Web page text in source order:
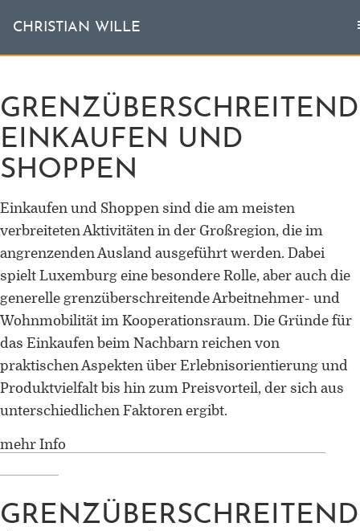
Aktuell
Themen
Publikationen
Professor für
CHRISTIAN WILLE
EINKAUFEN UND
SHOPPEN
Einkaufen und Shoppen sind die am meisten
verbreiteten Aktivitäten in der Großregion, die im
angrenzenden Ausland ausgeführt werden. Dabei
spielt Luxemburg eine besondere Rolle, aber auch die
generelle grenzüberschreitende Arbeitnehmer- und
Wohnmobilität im Kooperationsraum. Die Gründe für
das Einkaufen beim Nachbarn reichen von
praktischen Aspekten über Erlebnisorientierung und
Produktvielfalt bis hin zum Preisvorteil, der sich aus
unterschiedlichen Faktoren ergibt.
mehr Info